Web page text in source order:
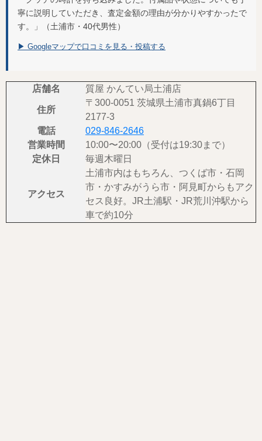
寧に説明していただき、査定金額の理由が分かりやすかったで
す。」（土浦市・40代男性）
▶ Googleマップで口コミを見る・投稿する
店舗名 質屋 かんてい局土浦店
住所
〒300-0051 茨城県土浦市真鍋6丁目
2177-3
電話
029-846-2646
営業時間
10:00〜20:00（受付は19:30まで）
定休日
毎週木曜日
アクセス
土浦市内はもちろん、つくば市・石岡
市・かすみがうら市・阿見町からもアク
セス良好。JR土浦駅・JR荒川沖駅から
車で約10分